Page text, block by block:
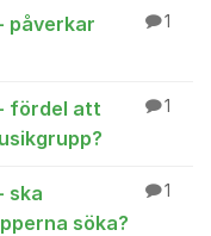
påverkar
1
fördel att
1
ska
söka?
1